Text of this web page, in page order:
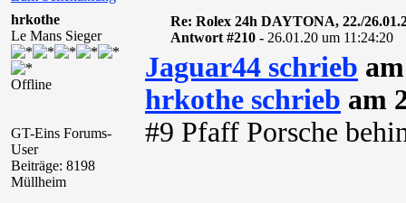
hrkothe
Le Mans Sieger
Offline
GT-Eins Forums-
User
Beiträge: 8198
Müllheim
Re: Rolex 24h DAYTONA, 22./
Antwort #210 - 26.01.20 um 11:24:20
Jaguar44 schrieb
hrkothe schrieb am
#9 Pfaff Porsche